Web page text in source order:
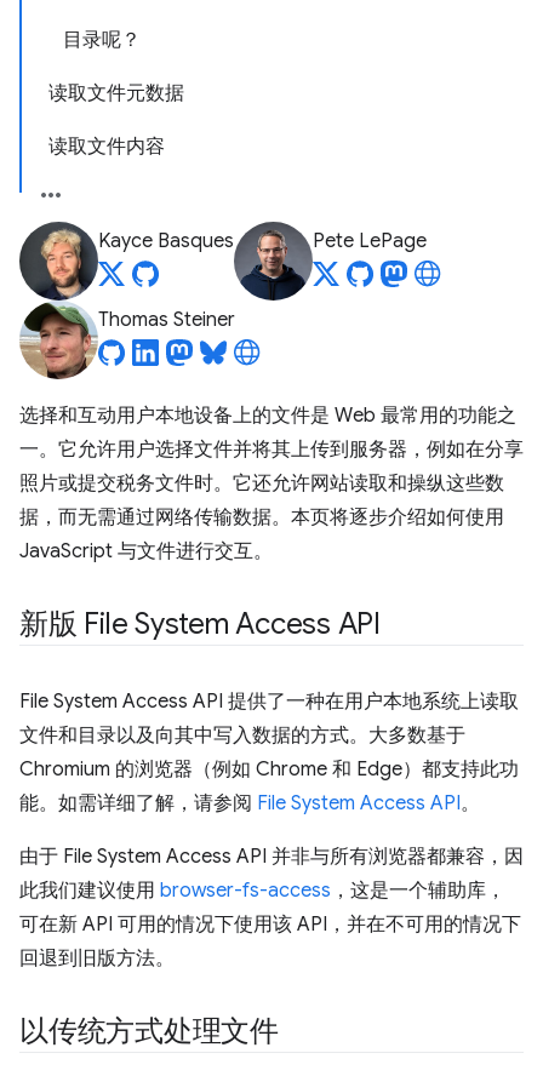
目录呢？
读取文件元数据
读取文件内容
Kayce Basques Pete LePage
Thomas Steiner
选择和互动用户本地设备上的文件是 Web 最常用的功能之
一。它允许用户选择文件并将其上传到服务器，例如在分享
照片或提交税务文件时。它还允许网站读取和操纵这些数
据，而无需通过网络传输数据。本页将逐步介绍如何使用
JavaScript 与文件进行交互。
新版 File System Access API
File System Access API 提供了一种在用户本地系统上读取
文件和目录以及向其中写入数据的方式。大多数基于
Chromium 的浏览器（例如 Chrome 和 Edge）都支持此功
能。如需详细了解，请参阅 File System Access API。
由于 File System Access API 并非与所有浏览器都兼容，因
此我们建议使用 browser-fs-access ，这是一个辅助库，
可在新 API 可用的情况下使用该 API，并在不可用的情况下
回退到旧版方法。
以传统方式处理文件